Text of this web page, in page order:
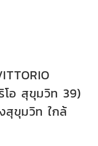
อ สุขุมวิท 39)
สุขุมวิท ใกล้